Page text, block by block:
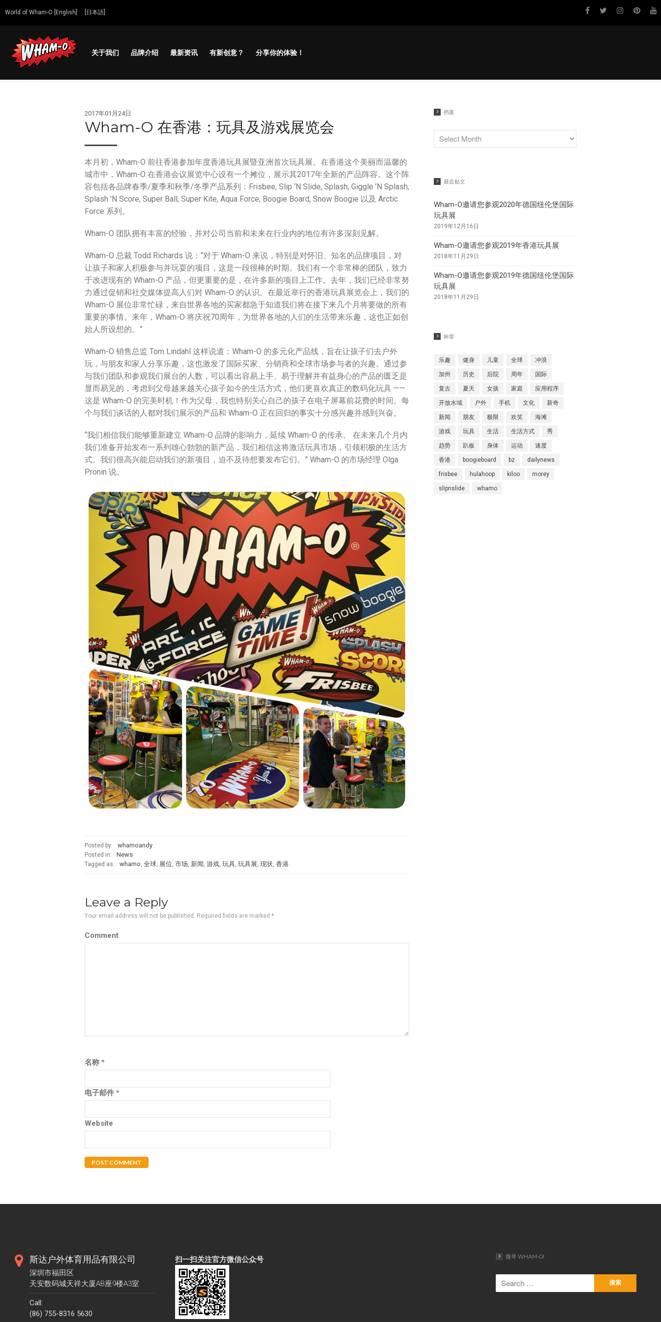
Slip 'N Slide
Snowboogie
World of Wham-O [English] [日本語]
Wham-O
Go out and play!
关于我们 品牌介绍 最新资讯 有新创意？ 分享你的体验！
2017年01月24日
Wham-O 在香港：玩具及游戏展览会
本月初，Wham-O 前往香港参加年度香港玩具展暨亚洲首次玩具展。在香港这个美丽而温馨的
城市中，Wham-O 在香港会议展览中心设有一个摊位，展示其2017年全新的产品阵容。这个阵
容包括各品牌春季/夏季和秋季/冬季产品系列：Frisbee, Slip ‘N Slide, Splash, Giggle ’N Splash,
Splash ’N Score, Super Ball, Super Kite, Aqua Force, Boogie Board, Snow Boogie 以及 Arctic
Force 系列。
Wham-O 团队拥有丰富的经验，并对公司当前和未来在行业内的地位有许多深刻见解。
Wham-O 总裁 Todd Richards 说：“对于 Wham-O 来说，特别是对怀旧、知名的品牌项目，对
让孩子和家人积极参与并玩耍的项目，这是一段很棒的时期。我们有一个非常棒的团队，致力
于改进现有的 Wham-O 产品，但更重要的是，在许多新的项目上工作。去年，我们已经非常努
力通过促销和社交媒体提高人们对 Wham-O 的认识。在最近举行的香港玩具展览会上，我们的
Wham-O 展位非常忙碌，来自世界各地的买家都急于知道我们将在接下来几个月将要做的所有
重要的事情。来年，Wham-O 将庆祝70周年，为世界各地的人们的生活带来乐趣，这也正如创
始人所设想的。”
Wham-O 销售总监 Tom Lindahl 这样说道：Wham-O 的多元化产品线，旨在让孩子们去户外
玩，与朋友和家人分享乐趣，这也激发了国际买家、分销商和全球市场参与者的兴趣。通过参
与我们团队和参观我们展台的人数，可以看出容易上手、易于理解并有益身心的产品的匮乏是
显而易见的，考虑到父母越来越关心孩子如今的生活方式，他们更喜欢真正的数码化玩具 ——
这是 Wham-O 的完美时机！作为父母，我也特别关心自己的孩子在电子屏幕前花费的时间。每
个与我们谈话的人都对我们展示的产品和 Wham-O 正在回归的事实十分感兴趣并感到兴奋。
“我们相信我们能够重新建立 Wham-O 品牌的影响力，延续 Wham-O 的传承。 在未来几个月内
我们准备开始发布一系列雄心勃勃的新产品，我们相信这将激活玩具市场，引领积极的生活方
式。我们很高兴能启动我们的新项目，迫不及待想要发布它们。” Wham-O 的市场经理 Olga
Pronin 说。
Posted by: whamoandy
Posted in: News
Tagged as: whamo 全球 展位 市场 新闻 游戏 玩具 玩具展 现状 香港
Leave a Reply
Your email address will not be published. Required fields are marked *
Comment
名称 *
电子邮件 *
Website
档案
最近贴文
Wham-O邀请您参观2020年德国纽伦堡国际
玩具展
2019年12月16日
Wham-O邀请您参观2019年香港玩具展
2018年11月29日
Wham-O邀请您参观2019年德国纽伦堡国际
玩具展
2018年11月29日
标签
乐趣 健身 儿童 全球 冲浪
加州 历史 后院 周年 国际
复古 夏天 女孩 家庭 应用程序
开放水域 户外 手机 文化 新奇
新闻 朋友 极限 欢笑 海滩
游戏 玩具 生活 生活方式 秀
趋势 趴板 身体 运动 速度
香港 boogieboard bz dailynews
frisbee hulahoop kiloo morey
slipnslide whamo
斯达户外体育用品有限公司
深圳市福田区
天安数码城天祥大厦AB座9楼A3室
Call:
(86) 755-8316 5630
扫一扫关注官方微信公众号 搜寻 WHAM-O!